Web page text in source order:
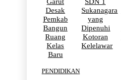
Garut
Desak
Pemkab
Bangun
Ruang
Kelas
Baru
SDN 1
Sukanagara
yang
Dipenuhi
Kotoran
Kelelawar
PENDIDIKAN